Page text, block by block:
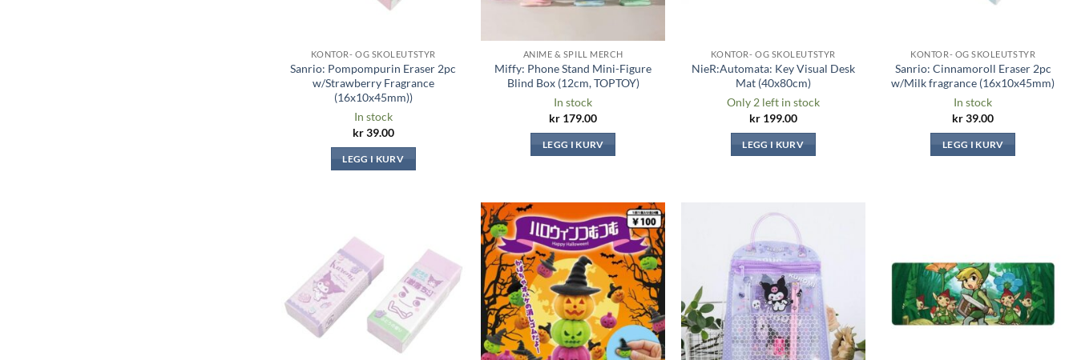
KONTOR- OG SKOLEUTSTYR
Sanrio: Pompompurin Eraser 2pc
w/Strawberry Fragrance
(16x10x45mm))
In stock
kr39.00
LEGG I KURV
ANIME & SPILL MERCH
Miffy: Phone Stand Mini-Figure
Blind Box (12cm, TOPTOY)
In stock
kr 179.00
LEGG I KURV
KONTOR- OG SKOLEUTSTYR
NieR:Automata: Key Visual Desk
Mat (40x80cm)
Only 2 left in stock
kr199.00
LEGG I KURV
KONTOR- OG SKOLEUTSTYR
Sanrio: Cinnamoroll Eraser 2pc
w/Milk fragrance (16x10x45mm)
In stock
kr39.00
LEGG I KURV
ønskeliste
Legg til i
ønskeliste
ønskeliste